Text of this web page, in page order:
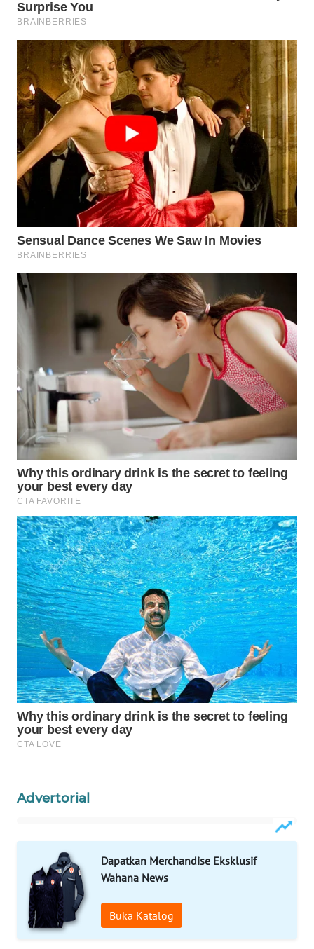
Advertorial
Dapatkan Merchandise Eksklusif
Wahana News
Buka Katalog
KONSUMEN
WAHANA
LISTRIK
WAHANA
TRAVEL
WAHANA
TV
WAHANANEWS
WAHANANEWS
WAHANANEWS
SPORT
WAHANA
UMKM
WAHANA
SELEB
PERSONA
WAHANA
OTOMOTIF
WAHANA
HEALTH
WAHANA
DESA
WISATA
LAPAK
WAHANA
Network
MASYARAKAT
KELISTRIKAN
WALINKI